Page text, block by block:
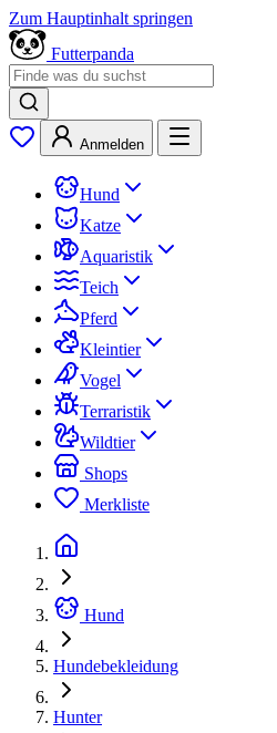
Zum Hauptinhalt springen
Futterpanda
Anmelden
Hund
Katze
Aquaristik
Teich
Pferd
Kleintier
Vogel
Terraristik
Wildtier
Shops
Merkliste
Hund
Hundebekleidung
Hunter